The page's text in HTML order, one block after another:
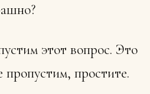
этот вопрос. Это
пропустим, простите.